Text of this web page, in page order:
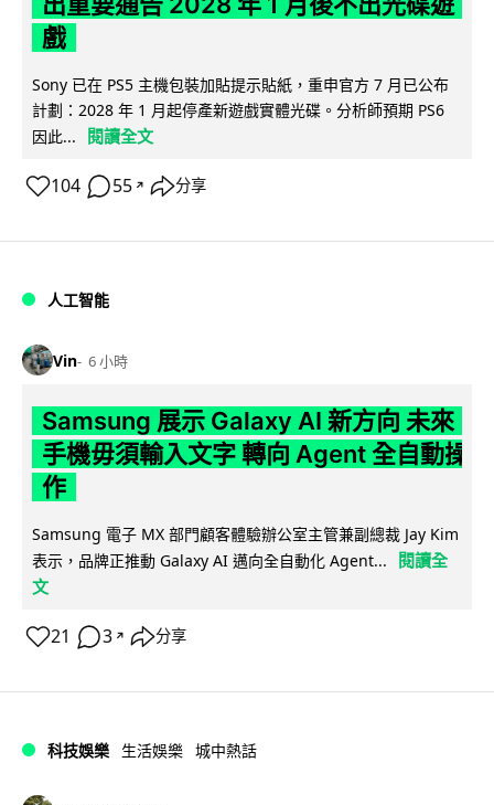
戲
Sony 已在 PS5 主機包裝加貼提示貼紙，重申官方 7 月已公布
計劃：2028 年 1 月起停產新遊戲實體光碟。分析師預期 PS6
因此...
閱讀全文
104 55 ↗ 分享
人工智能
Vin 6 小時
Samsung 展示 Galaxy AI 新方向 未來
手機毋須輸入文字 轉向 Agent 全自動操
作
Samsung 電子 MX 部門顧客體驗辦公室主管兼副總裁 Jay Kim
表示，品牌正推動 Galaxy AI 邁向全自動化 Agent...
閱讀全
文
21 3 ↗ 分享
科技娛樂 生活娛樂 城中熱話